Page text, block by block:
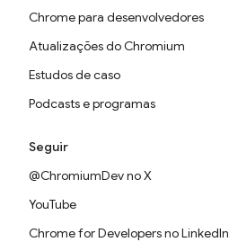
Chrome para desenvolvedores
Atualizações do Chromium
Estudos de caso
Podcasts e programas
Seguir
@ChromiumDev no X
YouTube
Chrome for Developers no LinkedIn